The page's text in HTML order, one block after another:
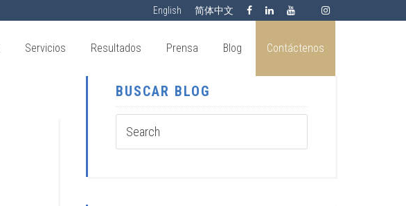
English 简体中文
Servicios Resultados Prensa Blog Contáctenos
BUSCAR BLOG